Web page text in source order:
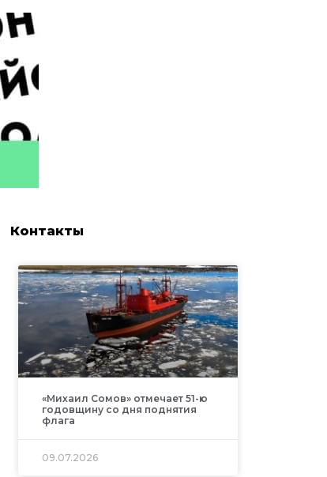
Контакты
«Михаил Сомов» отмечает 51-ю
годовщину со дня поднятия
флага
09.07.2026